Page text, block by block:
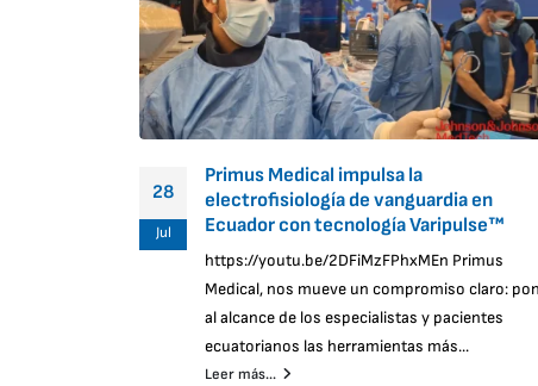
28
Jul
Primus Medical impulsa la
electrofisiología de vanguardia en
Ecuador con tecnología Varipulse™
https://youtu.be/2DFiMzFPhxMEn Primus
Medical, nos mueve un compromiso claro:
al alcance de los especialistas y pacientes
ecuatorianos las herramientas más...
Leer más...